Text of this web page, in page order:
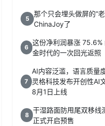
5
那个只会埋头做屏的“
ChinaJoy了
6
这份净利润暴涨
金时代的一次回光返照
7
AI内容泛滥，语言质量
灵格科技发布开创性AI
8月1日上线
8
干湿路面防甩尾双移线
正式开启预售